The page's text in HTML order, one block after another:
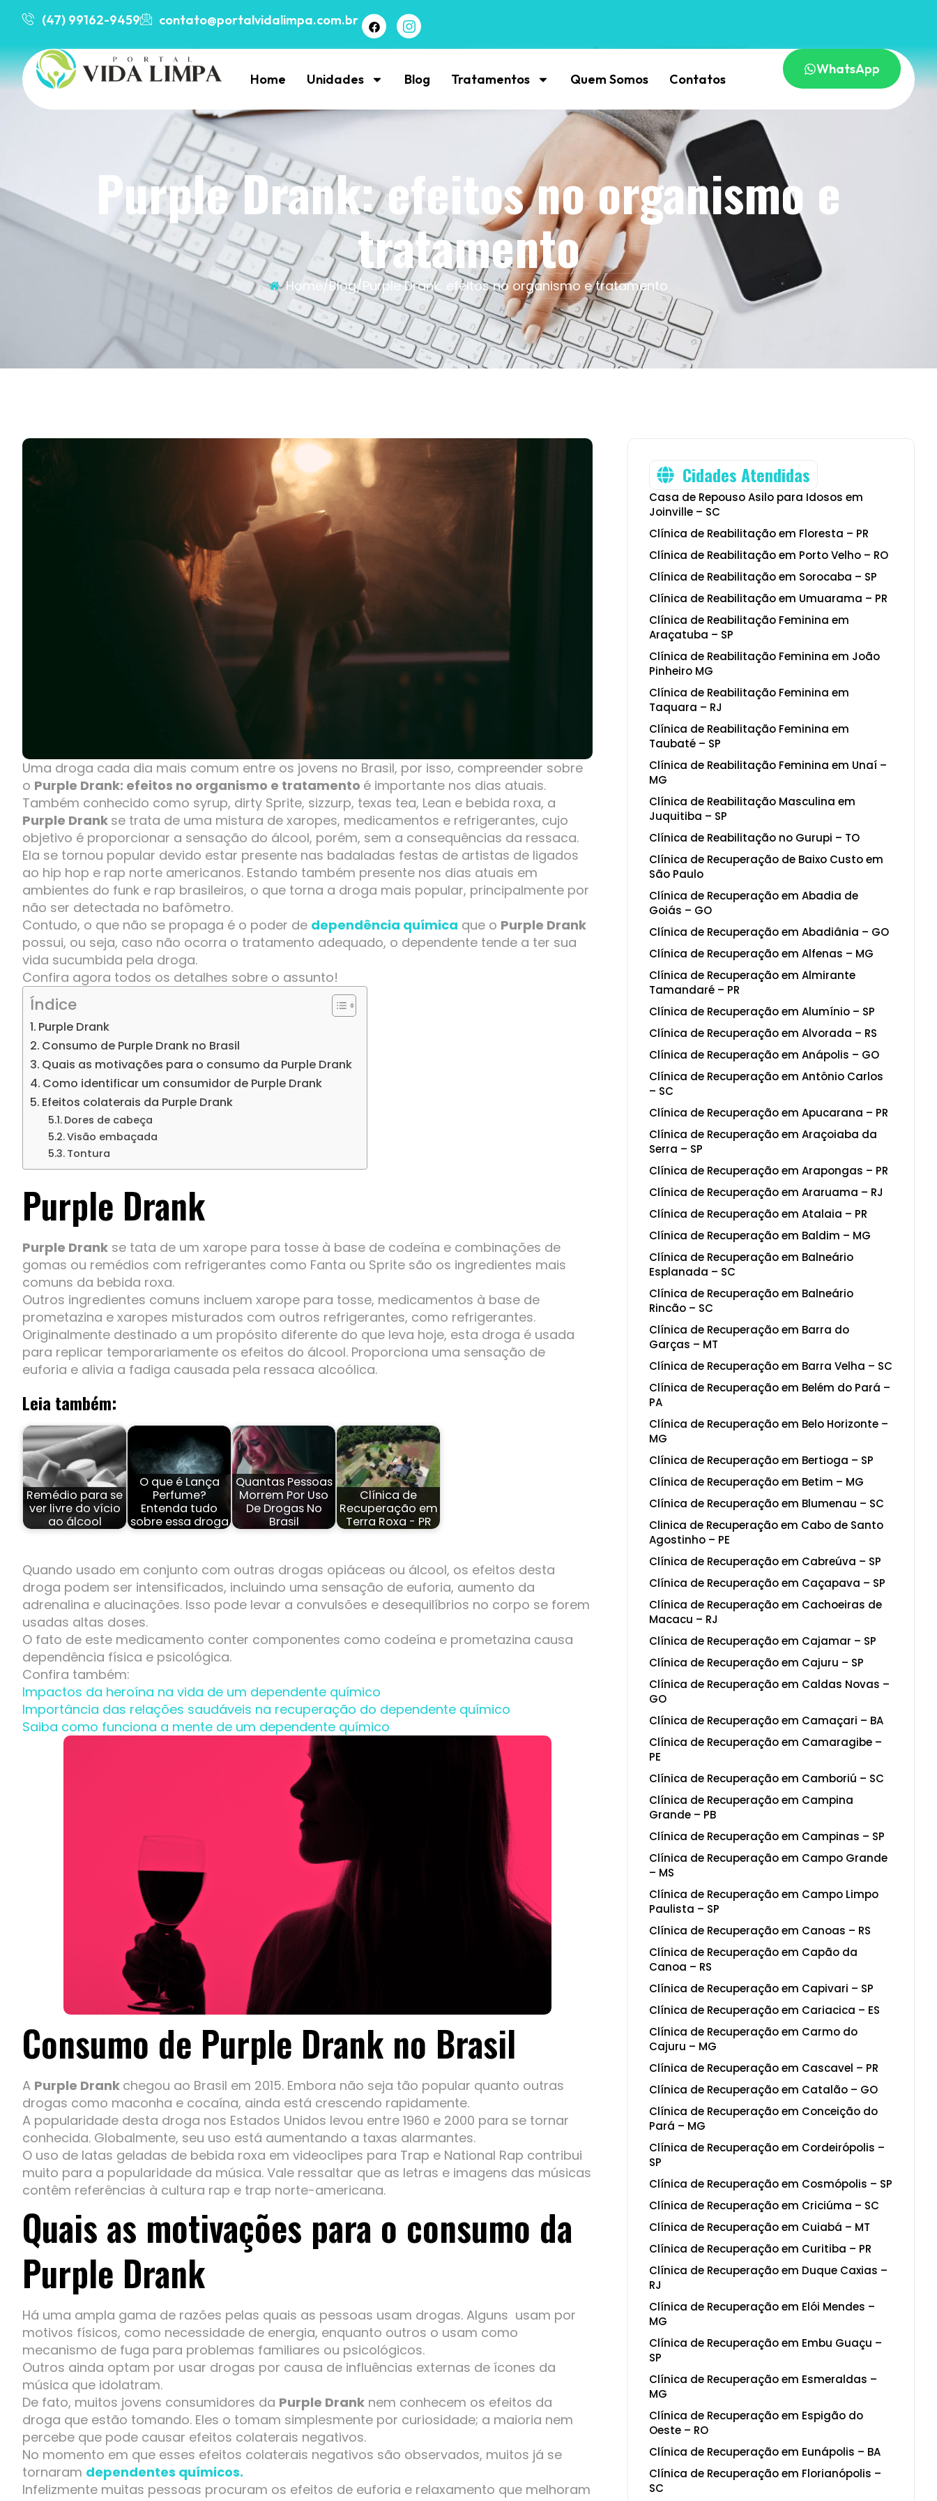
(47) 99162-9459 contato@portalvidalimpa.com.br
Home Unidades Blog Tratamentos Quem Somos Contatos
WhatsApp
Purple Drank: efeitos no organismo e
tratamento
Home/Blog/Purple Drank: efeitos no organismo e tratamento
Cidades Atendidas
Casa de Repouso Asilo para Idosos em
Joinville – SC
Clínica de Reabilitação em Floresta – PR
Clínica de Reabilitação em Porto Velho – RO
Clínica de Reabilitação em Sorocaba – SP
Clínica de Reabilitação em Umuarama – PR
Clínica de Reabilitação Feminina em
Araçatuba – SP
Clínica de Reabilitação Feminina em João
Pinheiro MG
Clínica de Reabilitação Feminina em
Taquara – RJ
Clínica de Reabilitação Feminina em
Taubaté – SP
Clínica de Reabilitação Feminina em Unaí –
MG
Clínica de Reabilitação Masculina em
Juquitiba – SP
Clínica de Reabilitação no Gurupi – TO
Clínica de Recuperação de Baixo Custo em
São Paulo
Clínica de Recuperação em Abadia de
Goiás – GO
Clínica de Recuperação em Abadiânia – GO
Clínica de Recuperação em Alfenas – MG
Clínica de Recuperação em Almirante
Tamandaré – PR
Clínica de Recuperação em Alumínio – SP
Clínica de Recuperação em Alvorada – RS
Clínica de Recuperação em Anápolis – GO
Clínica de Recuperação em Antônio Carlos
– SC
Clínica de Recuperação em Apucarana – PR
Clínica de Recuperação em Araçoiaba da
Serra – SP
Clínica de Recuperação em Arapongas – PR
Clínica de Recuperação em Araruama – RJ
Clínica de Recuperação em Atalaia – PR
Clínica de Recuperação em Baldim – MG
Clínica de Recuperação em Balneário
Esplanada – SC
Clínica de Recuperação em Balneário
Rincão – SC
Clínica de Recuperação em Barra do
Garças – MT
Clínica de Recuperação em Barra Velha – SC
Clínica de Recuperação em Belém do Pará –
PA
Clínica de Recuperação em Belo Horizonte –
MG
Clínica de Recuperação em Bertioga – SP
Clínica de Recuperação em Betim – MG
Clínica de Recuperação em Blumenau – SC
Clinica de Recuperação em Cabo de Santo
Agostinho – PE
Clínica de Recuperação em Cabreúva – SP
Clínica de Recuperação em Caçapava – SP
Clínica de Recuperação em Cachoeiras de
Macacu – RJ
Clínica de Recuperação em Cajamar – SP
Clínica de Recuperação em Cajuru – SP
Clínica de Recuperação em Caldas Novas –
GO
Clínica de Recuperação em Camaçari – BA
Clínica de Recuperação em Camaragibe –
PE
Clínica de Recuperação em Camboriú – SC
Clínica de Recuperação em Campina
Grande – PB
Clínica de Recuperação em Campinas – SP
Clínica de Recuperação em Campo Grande
– MS
Clínica de Recuperação em Campo Limpo
Paulista – SP
Clínica de Recuperação em Canoas – RS
Clínica de Recuperação em Capão da
Canoa – RS
Clínica de Recuperação em Capivari – SP
Clínica de Recuperação em Cariacica – ES
Clínica de Recuperação em Carmo do
Cajuru – MG
Clínica de Recuperação em Cascavel – PR
Clínica de Recuperação em Catalão – GO
Clínica de Recuperação em Conceição do
Pará – MG
Clínica de Recuperação em Cordeirópolis –
SP
Clínica de Recuperação em Cosmópolis – SP
Clínica de Recuperação em Criciúma – SC
Clínica de Recuperação em Cuiabá – MT
Clínica de Recuperação em Curitiba – PR
Clínica de Recuperação em Duque Caxias –
RJ
Clínica de Recuperação em Elói Mendes –
MG
Clínica de Recuperação em Embu Guaçu –
SP
Clínica de Recuperação em Esmeraldas –
MG
Clínica de Recuperação em Espigão do
Oeste – RO
Clínica de Recuperação em Eunápolis – BA
Clínica de Recuperação em Florianópolis –
SC
Uma droga cada dia mais comum entre os jovens no Brasil, por isso, compreender sobre
o Purple Drank: efeitos no organismo e tratamento é importante nos dias atuais.
Também conhecido como syrup, dirty Sprite, sizzurp, texas tea, Lean e bebida roxa, a
Purple Drank se trata de uma mistura de xaropes, medicamentos e refrigerantes, cujo
objetivo é proporcionar a sensação do álcool, porém, sem a consequências da ressaca.
Ela se tornou popular devido estar presente nas badaladas festas de artistas de ligados
ao hip hop e rap norte americanos. Estando também presente nos dias atuais em
ambientes do funk e rap brasileiros, o que torna a droga mais popular, principalmente por
não ser detectada no bafômetro.
Contudo, o que não se propaga é o poder de dependência química que o Purple Drank
possui, ou seja, caso não ocorra o tratamento adequado, o dependente tende a ter sua
vida sucumbida pela droga.
Confira agora todos os detalhes sobre o assunto!
Índice
Purple Drank
Consumo de Purple Drank no Brasil
Quais as motivações para o consumo da Purple Drank
Como identificar um consumidor de Purple Drank
Efeitos colaterais da Purple Drank
Dores de cabeça
Visão embaçada
Tontura
Purple Drank
Purple Drank se tata de um xarope para tosse à base de codeína e combinações de
gomas ou remédios com refrigerantes como Fanta ou Sprite são os ingredientes mais
comuns da bebida roxa.
Outros ingredientes comuns incluem xarope para tosse, medicamentos à base de
prometazina e xaropes misturados com outros refrigerantes, como refrigerantes.
Originalmente destinado a um propósito diferente do que leva hoje, esta droga é usada
para replicar temporariamente os efeitos do álcool. Proporciona uma sensação de
euforia e alivia a fadiga causada pela ressaca alcoólica.
Leia também:
Remédio para se
ver livre do vício
ao álcool
O que é Lança
Perfume?
Entenda tudo
sobre essa droga
Quantas Pessoas
Morrem Por Uso
De Drogas No
Brasil
Clínica de
Recuperação em
Terra Roxa - PR
Quando usado em conjunto com outras drogas opiáceas ou álcool, os efeitos desta
droga podem ser intensificados, incluindo uma sensação de euforia, aumento da
adrenalina e alucinações. Isso pode levar a convulsões e desequilíbrios no corpo se forem
usadas altas doses.
O fato de este medicamento conter componentes como codeína e prometazina causa
dependência física e psicológica.
Confira também:
Impactos da heroína na vida de um dependente químico
Importância das relações saudáveis na recuperação do dependente químico
Saiba como funciona a mente de um dependente químico
Consumo de Purple Drank no Brasil
A Purple Drank chegou ao Brasil em 2015. Embora não seja tão popular quanto outras
drogas como maconha e cocaína, ainda está crescendo rapidamente.
A popularidade desta droga nos Estados Unidos levou entre 1960 e 2000 para se tornar
conhecida. Globalmente, seu uso está aumentando a taxas alarmantes.
O uso de latas geladas de bebida roxa em videoclipes para Trap e National Rap contribui
muito para a popularidade da música. Vale ressaltar que as letras e imagens das músicas
contêm referências à cultura rap e trap norte-americana.
Quais as motivações para o consumo da
Purple Drank
Há uma ampla gama de razões pelas quais as pessoas usam drogas. Alguns usam por
motivos físicos, como necessidade de energia, enquanto outros o usam como
mecanismo de fuga para problemas familiares ou psicológicos.
Outros ainda optam por usar drogas por causa de influências externas de ícones da
música que idolatram.
De fato, muitos jovens consumidores da Purple Drank nem conhecem os efeitos da
droga que estão tomando. Eles o tomam simplesmente por curiosidade; a maioria nem
percebe que pode causar efeitos colaterais negativos.
No momento em que esses efeitos colaterais negativos são observados, muitos já se
tornaram dependentes químicos.
Infelizmente muitas pessoas procuram os efeitos de euforia e relaxamento que melhoram